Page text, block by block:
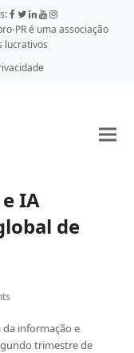
PR é uma associação
lucrativos
IA
de
informação e
trimestre de